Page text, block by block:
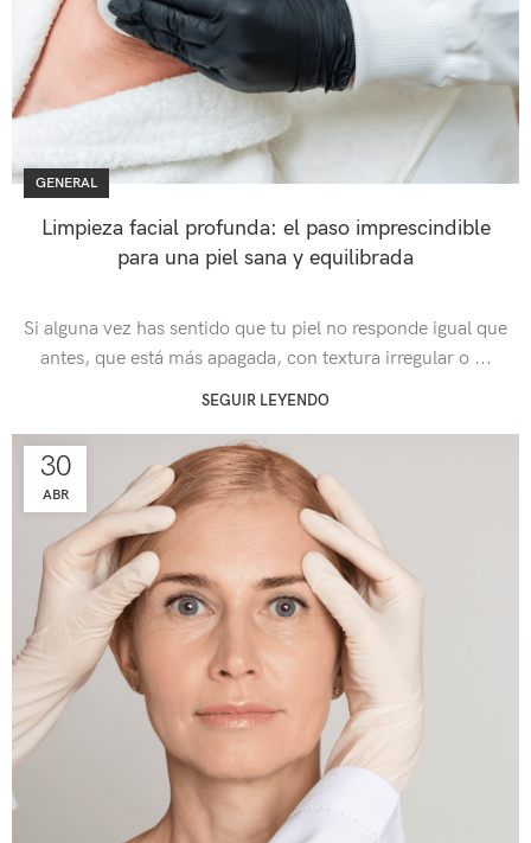
GENERAL
Limpieza facial profunda: el paso imprescindible
para una piel sana y equilibrada
Si alguna vez has sentido que tu piel no responde igual que
antes, que está más apagada, con textura irregular o ...
SEGUIR LEYENDO
30
ABR